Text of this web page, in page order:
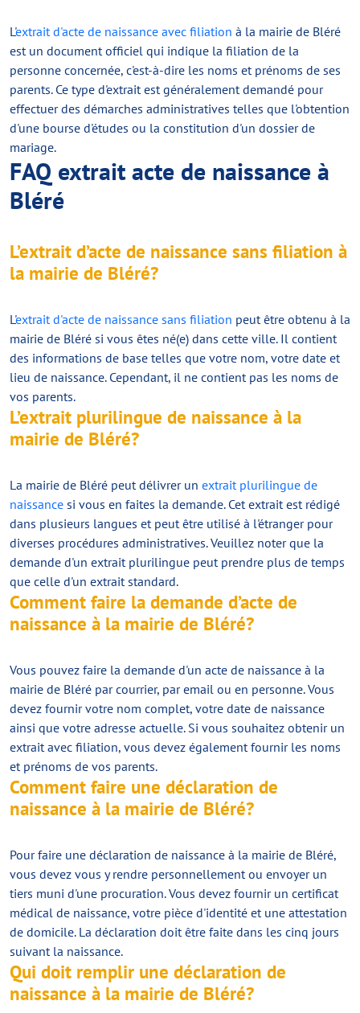
L'extrait d'acte de naissance avec filiation à la mairie de Bléré
est un document officiel qui indique la filiation de la
personne concernée, c'est-à-dire les noms et prénoms de ses
parents. Ce type d'extrait est généralement demandé pour
effectuer des démarches administratives telles que l'obtention
d'une bourse d'études ou la constitution d'un dossier de
mariage.
FAQ extrait acte de naissance à
Bléré
L’extrait d’acte de naissance sans filiation à
la mairie de Bléré?
L'extrait d'acte de naissance sans filiation peut être obtenu à la
mairie de Bléré si vous êtes né(e) dans cette ville. Il contient
des informations de base telles que votre nom, votre date et
lieu de naissance. Cependant, il ne contient pas les noms de
vos parents.
L’extrait plurilingue de naissance à la
mairie de Bléré?
La mairie de Bléré peut délivrer un extrait plurilingue de
naissance si vous en faites la demande. Cet extrait est rédigé
dans plusieurs langues et peut être utilisé à l'étranger pour
diverses procédures administratives. Veuillez noter que la
demande d'un extrait plurilingue peut prendre plus de temps
que celle d'un extrait standard.
Comment faire la demande d’acte de
naissance à la mairie de Bléré?
Vous pouvez faire la demande d'un acte de naissance à la
mairie de Bléré par courrier, par email ou en personne. Vous
devez fournir votre nom complet, votre date de naissance
ainsi que votre adresse actuelle. Si vous souhaitez obtenir un
extrait avec filiation, vous devez également fournir les noms
et prénoms de vos parents.
Comment faire une déclaration de
naissance à la mairie de Bléré?
Pour faire une déclaration de naissance à la mairie de Bléré,
vous devez vous y rendre personnellement ou envoyer un
tiers muni d'une procuration. Vous devez fournir un certificat
médical de naissance, votre pièce d'identité et une attestation
de domicile. La déclaration doit être faite dans les cinq jours
suivant la naissance.
Qui doit remplir une déclaration de
naissance à la mairie de Bléré?